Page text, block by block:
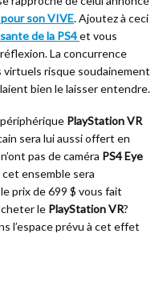
son VIVE. Ajoutez à ceci
de la PS4et vous
La concurrence
virtuels risque soudainement
bien le laisser entendre.
PlayStation VR
sera lui aussi offert en
pas de caméra PS4 Eye
cet ensemble sera
prix de 699 $ vous fait
le PlayStation VR?
l’espace prévu à cet effet